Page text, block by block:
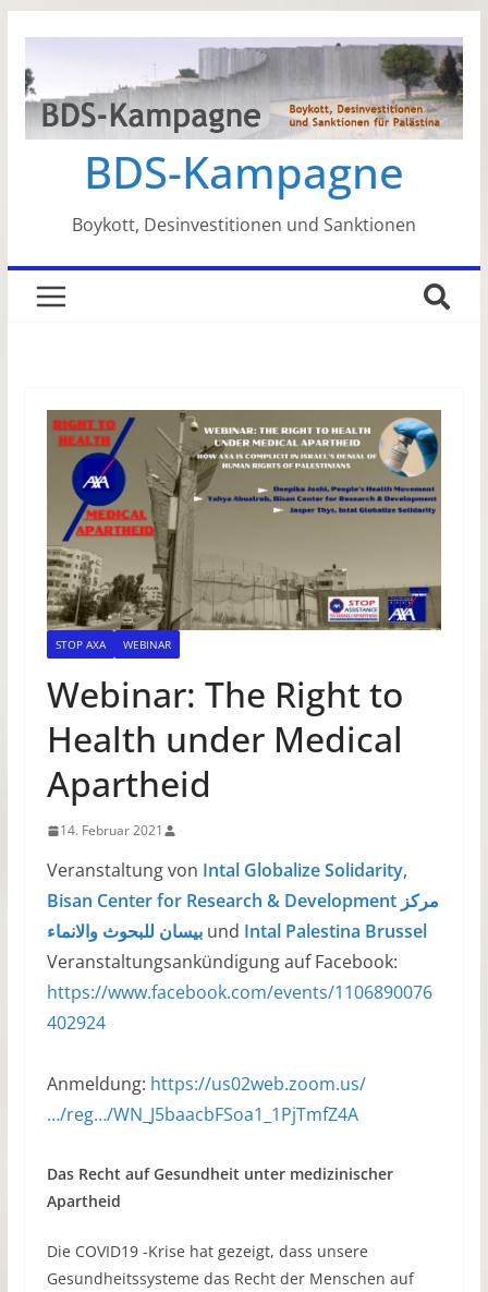
springen
BDS-Kampagne
Boykott, Desinvestitionen und Sanktionen
STOP AXA WEBINAR
Webinar: The Right to
Health under Medical
Apartheid
14. Februar 2021
Veranstaltung von Intal Globalize Solidarity,
Bisan Center for Research & Development مركز
بيسان للبحوث والانماء‎ und Intal Palestina Brussel
Veranstaltungsankündigung auf Facebook:
https://www.facebook.com/events/1106890076
402924
Anmeldung: https://us02web.zoom.us/
…/reg…/WN_J5baacbFSoa1_1PjTmfZ4A
Das Recht auf Gesundheit unter medizinischer
Apartheid
Die COVID19 -Krise hat gezeigt, dass unsere
Gesundheitssysteme das Recht der Menschen auf